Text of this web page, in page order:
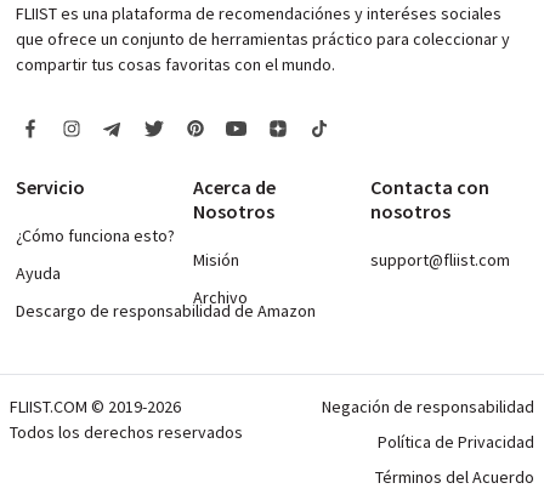
FLIIST es una plataforma de recomendaciónes y interéses sociales
que ofrece un conjunto de herramientas práctico para coleccionar y
compartir tus cosas favoritas con el mundo.
Servicio
¿Cómo funciona esto?
Ayuda
Descargo de responsabilidad de Amazon
Acerca de
Nosotros
Misión
Archivo
Contacta con
nosotros
support@fliist.com
FLIIST.COM © 2019-2026
Todos los derechos reservados
Negación de responsabilidad
Política de Privacidad
Términos del Acuerdo